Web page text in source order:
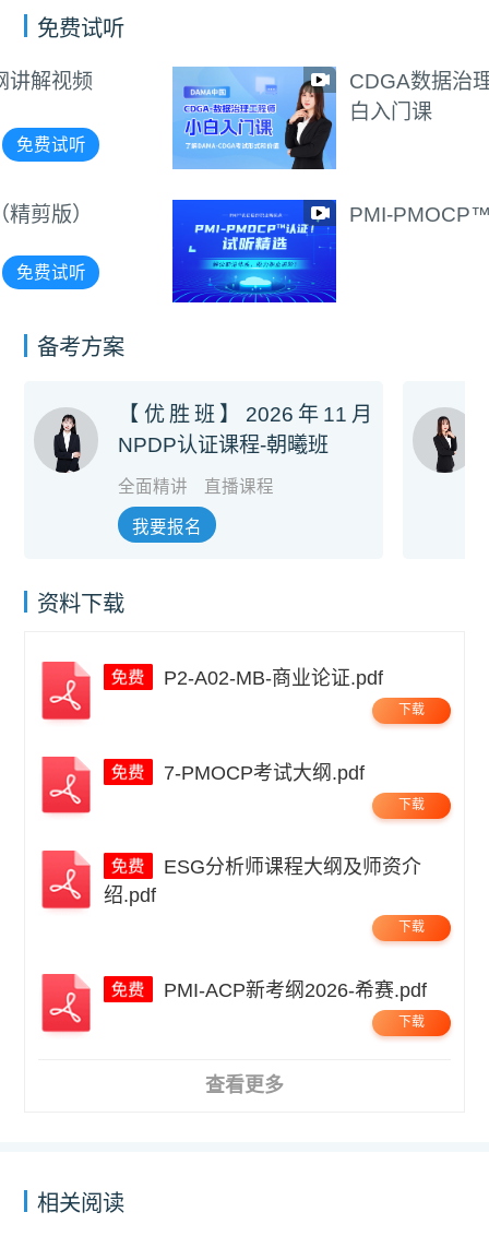
免费试听
CDGA数据治理工程师小
白入门课
PMI-PMOCP™试听
备考方案
【优胜班】2026年11月
NPDP认证课程-朝曦班
全面精讲 直播课程
我要报名
资料下载
P2-A02-MB-商业论证.pdf
下载
7-PMOCP考试大纲.pdf
下载
绍.pdf
下载
PMI-ACP新考纲2026-希赛.pdf
下载
查看更多
相关阅读